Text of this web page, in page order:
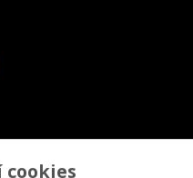
cookies